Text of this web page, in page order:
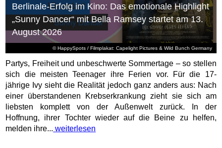
© HappySpots / Filmplakat: Capelight Pictures & Wild Bunch Germany
Berlinale-Erfolg im Kino: Das emotionale Highlight
„Sunny Dancer“ mit Bella Ramsey startet am 13.
August 2026
Partys, Freiheit und unbeschwerte Sommertage – so stellen
sich die meisten Teenager ihre Ferien vor. Für die 17-
jährige Ivy sieht die Realität jedoch ganz anders aus: Nach
einer überstandenen Krebserkrankung zieht sie sich am
liebsten komplett von der Außenwelt zurück. In der
Hoffnung, ihrer Tochter wieder auf die Beine zu helfen,
melden ihre... weiterlesen